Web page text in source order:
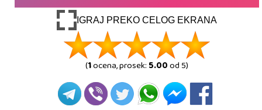
IGRAJ PREKO CELOG EKRANA
(1ocena, prosek:5.00od 5)